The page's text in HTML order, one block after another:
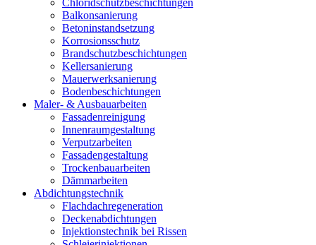
Chloridschutzbeschichtungen
Balkonsanierung
Betoninstandsetzung
Korrosionsschutz
Brandschutzbeschichtungen
Kellersanierung
Mauerwerksanierung
Bodenbeschichtungen
Maler- & Ausbauarbeiten
Fassadenreinigung
Innenraumgestaltung
Verputzarbeiten
Fassadengestaltung
Trockenbauarbeiten
Dämmarbeiten
Abdichtungstechnik
Flachdachregeneration
Deckenabdichtungen
Injektionstechnik bei Rissen